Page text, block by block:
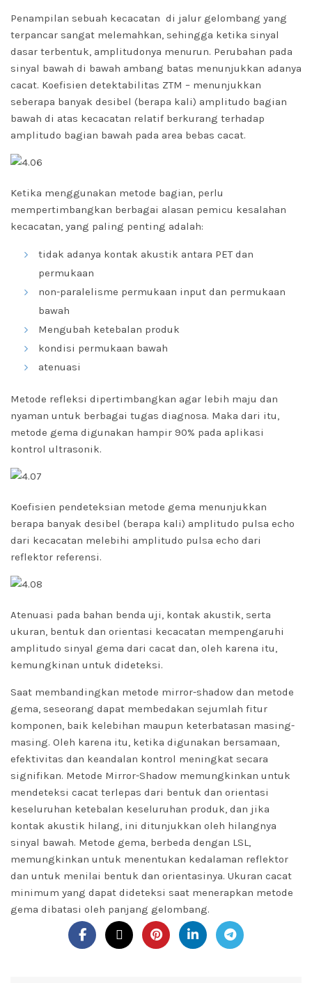
Penampilan sebuah kecacatan di jalur gelombang yang
terpancar sangat melemahkan, sehingga ketika sinyal
dasar terbentuk, amplitudonya menurun. Perubahan pada
sinyal bawah di bawah ambang batas menunjukkan adanya
cacat. Koefisien detektabilitas ZTM – menunjukkan
seberapa banyak desibel (berapa kali) amplitudo bagian
bawah di atas kecacatan relatif berkurang terhadap
amplitudo bagian bawah pada area bebas cacat.
Ketika menggunakan metode bagian, perlu
mempertimbangkan berbagai alasan pemicu kesalahan
kecacatan, yang paling penting adalah:
tidak adanya kontak akustik antara PET dan
permukaan
non-paralelisme permukaan input dan permukaan
bawah
Mengubah ketebalan produk
kondisi permukaan bawah
atenuasi
Metode refleksi dipertimbangkan agar lebih maju dan
nyaman untuk berbagai tugas diagnosa. Maka dari itu,
metode gema digunakan hampir 90% pada aplikasi
kontrol ultrasonik.
Koefisien pendeteksian metode gema menunjukkan
berapa banyak desibel (berapa kali) amplitudo pulsa echo
dari kecacatan melebihi amplitudo pulsa echo dari
reflektor referensi.
Atenuasi pada bahan benda uji, kontak akustik, serta
ukuran, bentuk dan orientasi kecacatan mempengaruhi
amplitudo sinyal gema dari cacat dan, oleh karena itu,
kemungkinan untuk dideteksi.
Saat membandingkan metode mirror-shadow dan metode
gema, seseorang dapat membedakan sejumlah fitur
komponen, baik kelebihan maupun keterbatasan masing-
masing. Oleh karena itu, ketika digunakan bersamaan,
efektivitas dan keandalan kontrol meningkat secara
signifikan. Metode Mirror-Shadow memungkinkan untuk
mendeteksi cacat terlepas dari bentuk dan orientasi
keseluruhan ketebalan keseluruhan produk, dan jika
kontak akustik hilang, ini ditunjukkan oleh hilangnya
sinyal bawah. Metode gema, berbeda dengan LSL,
memungkinkan untuk menentukan kedalaman reflektor
dan untuk menilai bentuk dan orientasinya. Ukuran cacat
minimum yang dapat dideteksi saat menerapkan metode
gema dibatasi oleh panjang gelombang.